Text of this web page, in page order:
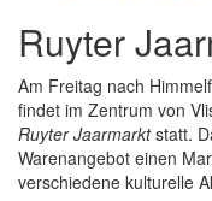
Ruyter
Am Freitag nach
findet im Zentrum von
Ruyter Jaarmarktstatt.
Warenangebot einen
verschiedene kulturelle